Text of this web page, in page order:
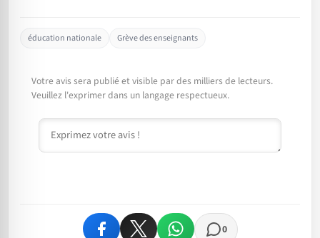
éducation nationale Grève des enseignants
Votre avis sera publié et visible par des milliers de lecteurs.
Veuillez l'exprimer dans un langage respectueux.
Commentaire
0